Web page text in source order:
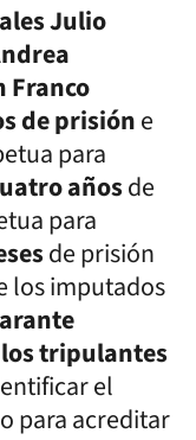
Julio
Franco
de prisióne
para
añosde
para
de prisión
los imputados
tripulantes
el
para acreditar